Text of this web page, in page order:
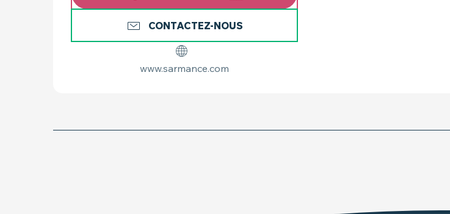
CONTACTEZ-NOUS
www.sarmance.com